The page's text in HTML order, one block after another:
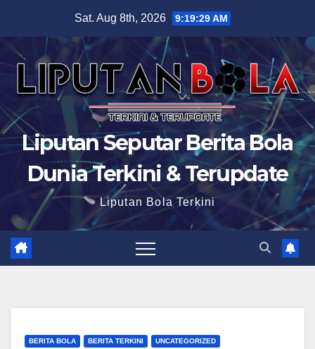
content
Sat. Aug 8th, 2026 9:19:30 AM
Liputan Seputar Berita Bola
Dunia Terkini & Terupdate
Liputan Bola Terkini
BERITA BOLA BERITA TERKINI UNCATEGORIZED